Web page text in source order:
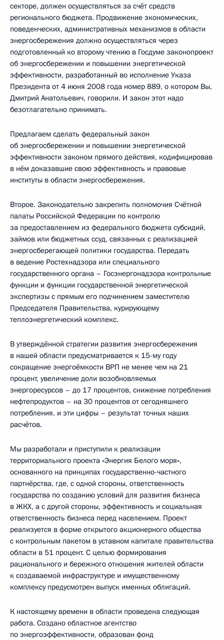
секторе, должен осуществляться за счёт средств
регионального бюджета. Продвижение экономических,
поведенческих, административных механизмов в области
энергосбережения должно осуществляться через
подготовленный ко второму чтению в Госдуме законопроект
об энергосбережении и повышении энергетической
эффективности, разработанный во исполнение Указа
Президента от 4 июня 2008 года номер 889, о котором Вы,
Дмитрий Анатольевич, говорили. И закон этот надо
безотлагательно принимать.
Предлагаем сделать федеральный закон
об энергосбережении и повышении энергетической
эффективности законом прямого действия, кодифицировав
в нём доказавшие свою эффективность и правовые
институты в области энергосбережения.
Второе. Законодательно закрепить полномочия Счётной
палаты Российской Федерации по контролю
за предоставлением из федерального бюджета субсидий,
займов или бюджетных ссуд, связанных с реализацией
энергосберегающей политики государства. Передать
в ведение Ростехнадзора или специального
государственного органа – Госэнергонадзора контрольные
функции и функции государственной энергетической
экспертизы с прямым его подчинением заместителю
Председателя Правительства, курирующему
теплоэнергетический комплекс.
В утверждённой стратегии развития энергосбережения
в нашей области предусматривается к 15-му году
сокращение энергоёмкости ВРП не менее чем на 21
процент, увеличение доли возобновляемых
энергоресурсов – до 17 процентов, снижение потребления
нефтепродуктов – на 30 процентов от сегодняшнего
потребления, и эти цифры – результат точных наших
расчётов.
Мы разработали и приступили к реализации
территориального проекта «Энергия Белого моря»,
основанного на принципах государственно-частного
партнёрства, где, с одной стороны, ответственность
государства по созданию условий для развития бизнеса
в ЖКХ, а с другой стороны, эффективность и социальная
ответственность бизнеса перед населением. Проект
реализуется в форме открытого акционерного общества
с контрольным пакетом в уставном капитале правительства
области в 51 процент. С целью формирования
рационального и бережного отношения жителей области
к создаваемой инфраструктуре и имущественному
комплексу предусмотрен выпуск именных облигаций.
К настоящему времени в области проведена следующая
работа. Создано областное агентство
по энергоэффективности, образован фонд